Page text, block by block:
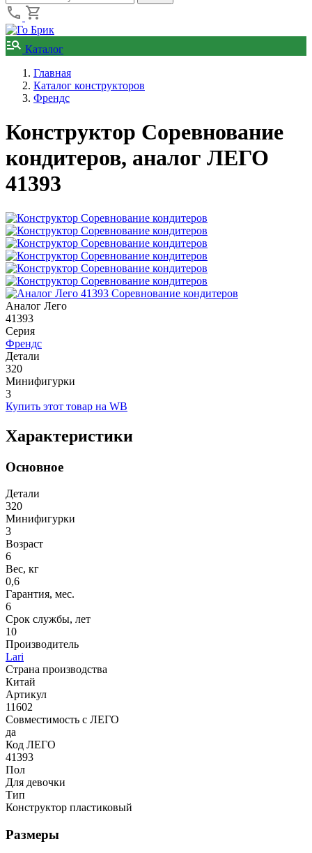
Каталог
Главная
Каталог конструкторов
Френдс
Конструктор Соревнование
кондитеров, аналог ЛЕГО
41393
Аналог Лего
41393
Серия
Френдс
Детали
320
Минифигурки
3
Купить этот товар на WB
Характеристики
Основное
Детали
320
Минифигурки
3
Возраст
6
Вес, кг
0,6
Гарантия, мес.
6
Срок службы, лет
10
Производитель
Lari
Страна производства
Китай
Артикул
11602
Совместимость с ЛЕГО
да
Код ЛЕГО
41393
Пол
Для девочки
Тип
Конструктор пластиковый
Размеры